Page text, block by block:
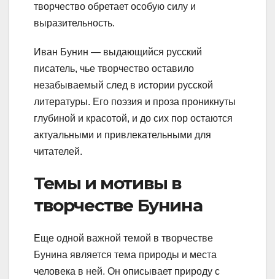
творчество обретает особую силу и
выразительность.
Иван Бунин — выдающийся русский
писатель, чье творчество оставило
незабываемый след в истории русской
литературы. Его поэзия и проза проникнуты
глубиной и красотой, и до сих пор остаются
актуальными и привлекательными для
читателей.
Темы и мотивы в
творчестве Бунина
Еще одной важной темой в творчестве
Бунина является тема природы и места
человека в ней. Он описывает природу с